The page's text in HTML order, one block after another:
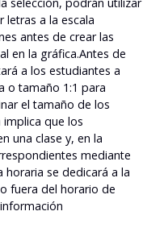
selección, podrán utilizar
letras a la escala
antes de crear las
en la gráfica.Antes de
a los estudiantes a
o tamaño 1:1 para
el tamaño de los
implica que los
una clase y, en la
mediante
horaria se dedicará a la
fuera del horario de